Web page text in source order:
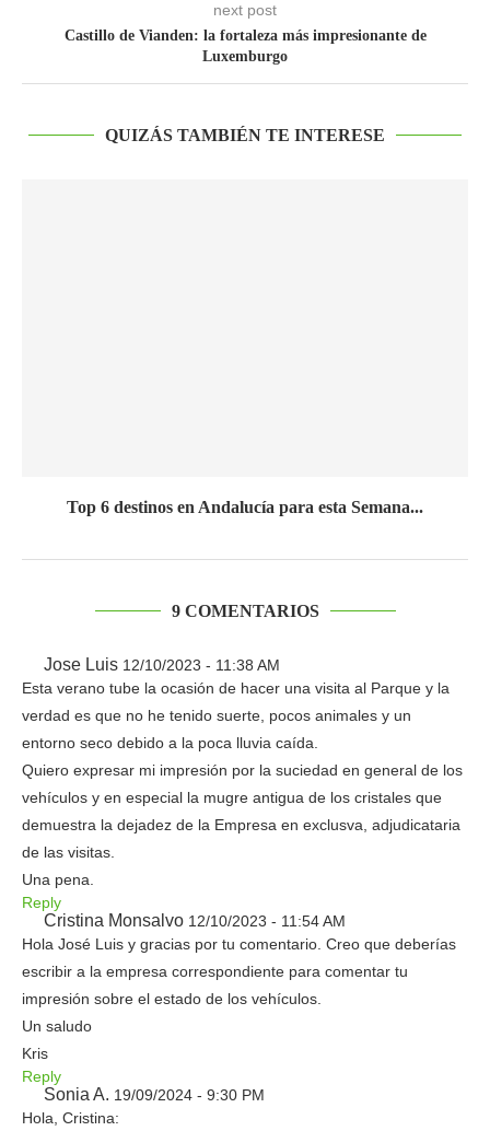
next post
Castillo de Vianden: la fortaleza más impresionante de
Luxemburgo
QUIZÁS TAMBIÉN TE INTERESE
Top 6 destinos en Andalucía para esta Semana...
9 COMENTARIOS
Jose Luis 12/10/2023 - 11:38 AM
Esta verano tube la ocasión de hacer una visita al Parque y la
verdad es que no he tenido suerte, pocos animales y un
entorno seco debido a la poca lluvia caída.
Quiero expresar mi impresión por la suciedad en general de los
vehículos y en especial la mugre antigua de los cristales que
demuestra la dejadez de la Empresa en exclusva, adjudicataria
de las visitas.
Una pena.
Reply
Cristina Monsalvo 12/10/2023 - 11:54 AM
Hola José Luis y gracias por tu comentario. Creo que deberías
escribir a la empresa correspondiente para comentar tu
impresión sobre el estado de los vehículos.
Un saludo
Kris
Reply
Sonia A. 19/09/2024 - 9:30 PM
Hola, Cristina: